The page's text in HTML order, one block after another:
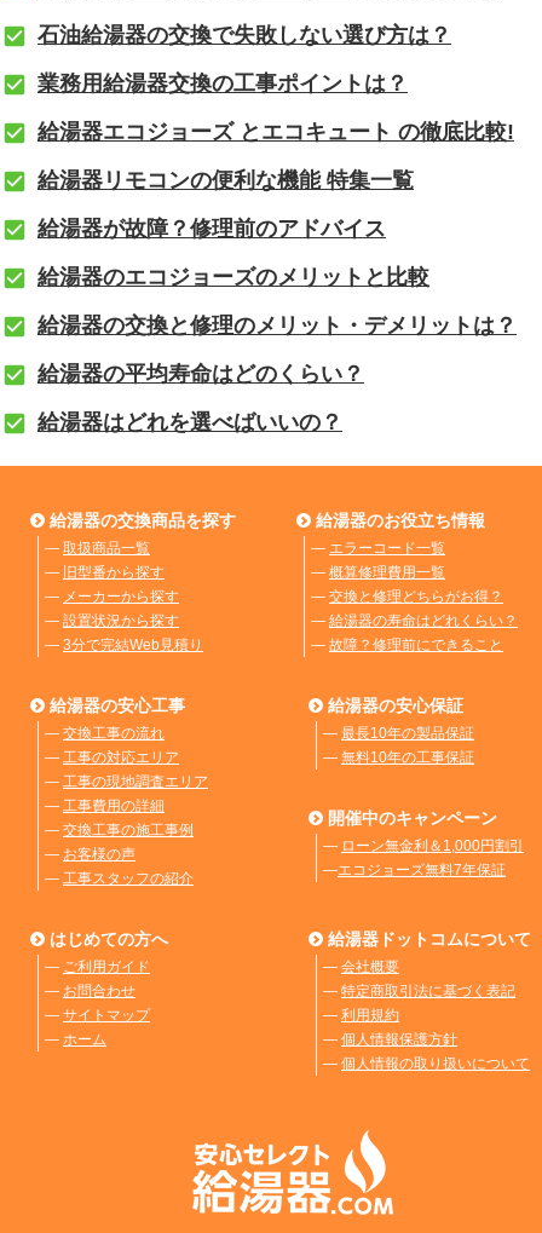
石油給湯器の交換で失敗しない選び方は？
業務用給湯器交換の工事ポイントは？
給湯器エコジョーズ とエコキュート の徹底比較!
給湯器リモコンの便利な機能 特集一覧
給湯器が故障？修理前のアドバイス
給湯器のエコジョーズのメリットと比較
給湯器の交換と修理のメリット・デメリットは？
給湯器の平均寿命はどのくらい？
給湯器はどれを選べばいいの？
給湯器の交換商品を探す
― 取扱商品一覧
― 旧型番から探す
― メーカーから探す
― 設置状況から探す
― 3分で完結Web見積り
給湯器のお役立ち情報
― エラーコード一覧
― 概算修理費用一覧
― 交換と修理どちらがお得？
― 給湯器の寿命はどれくらい？
― 故障？修理前にできること
給湯器の安心工事
― 交換工事の流れ
― 工事の対応エリア
― 工事の現地調査エリア
― 工事費用の詳細
― 交換工事の施工事例
― お客様の声
― 工事スタッフの紹介
給湯器の安心保証
― 最長10年の製品保証
― 無料10年の工事保証
開催中のキャンペーン
― ローン無金利＆1,000円割引
―エコジョーズ無料7年保証
はじめての方へ
― ご利用ガイド
― お問合わせ
― サイトマップ
― ホーム
給湯器ドットコムについて
― 会社概要
― 特定商取引法に基づく表記
― 利用規約
― 個人情報保護方針
― 個人情報の取り扱いについて